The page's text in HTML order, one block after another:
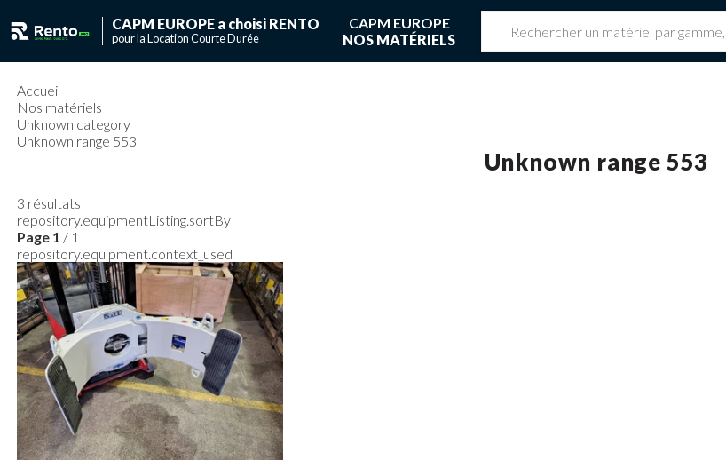
CAPM EUROPE a choisi RENTO
pour la Location Courte Durée
CAPM EUROPE
NOS MATÉRIELS
Accueil
Nos matériels
Unknown category
Unknown range 553
Unknown range 553
3 résultats
repository.equipmentListing.sortBy
Page 1 / 1
repository.equipment.context_used
Vous avez une réservation en cours